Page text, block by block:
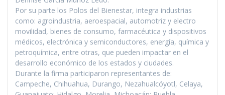
Por su parte los Polos del Bienestar, integra industrias
como: agroindustria, aeroespacial, automotriz y electro
movilidad, bienes de consumo, farmacéutica y dispositivos
médicos, electrónica y semiconductores, energía, química y
petroquímica, entre otras, que pueden impactar en el
desarrollo económico de los estados y ciudades.
Durante la firma participaron representantes de:
Campeche, Chihuahua, Durango, Nezahualcóyotl, Celaya,